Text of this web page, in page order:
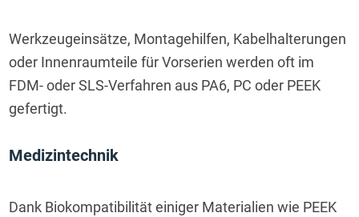
Werkzeugeinsätze, Montagehilfen, Kabelhalterungen
oder Innenraumteile für Vorserien werden oft im
FDM- oder SLS-Verfahren aus PA6, PC oder PEEK
gefertigt.
Medizintechnik
Dank Biokompatibilität einiger Materialien wie PEEK